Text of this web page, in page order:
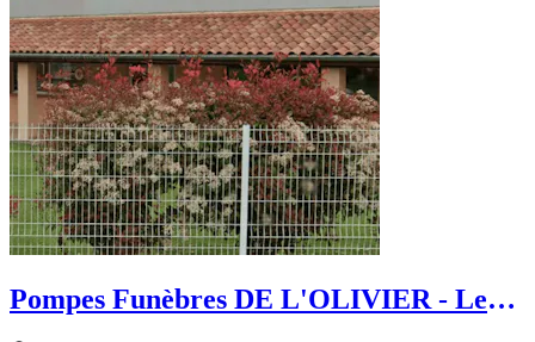
Pompes Funèbres DE L'OLIVIER - Le